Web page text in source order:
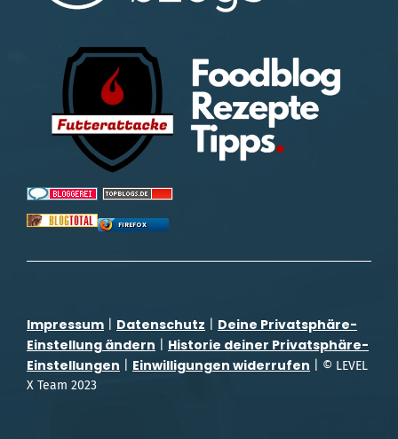
FIREFOX
Impressum Datenschutz
Deine Privatsphäre-
Einstellung ändern
Historie deiner Privatsphäre-
Einstellungen
Einwilligungen widerrufen | © LEVEL
X Team 2023